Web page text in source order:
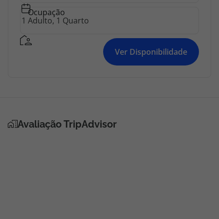
topatlantico@topatlantico.com
Ocupação
Ver Disponibilidade
Avaliação TripAdvisor